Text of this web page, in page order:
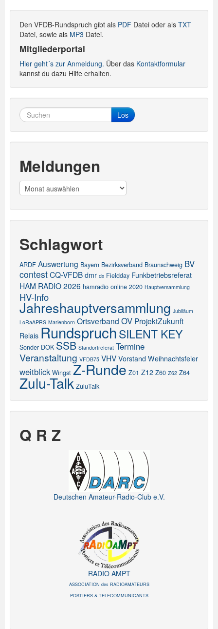
Den VFDB-Rundspruch gibt als PDF Datei oder als TXT
Datei, sowie als MP3 Datei.
Mitgliederportal
Hier geht´s zur Anmeldung. Über das Kontaktformular
kannst du dazu Hilfe erhalten.
Los
Meldungen
Meldungen
Schlagwort
ARDF Auswertung Bayern Bezirksverband Braunschweig BV
contestCQ-VFDB dmr dx Fieldday Funkbetriebsreferat
HAM RADIO 2026 hamradio online 2020 Hauptversammlung
HV-Info
Jahreshauptversammlung Jubiläum
LoRaAPRS Marienborn Ortsverband OV ProjektZukunft
Relais RundspruchSILENT KEY
Sonder DOK SSB Standortreferat Termine
Veranstaltung VFDB75 VHV Vorstand Weihnachtsfeier
weitblick Wingst Z-Runde Z01 Z12 Z60 Z62 Z64
Zulu-Talk ZuluTalk
Q R Z
Deutschen Amateur-Radio-Club e.V.
RADIO AMPT
ASSOCIATION des RADIOAMATEURS
POSTIERS & TELECOMMUNICANTS